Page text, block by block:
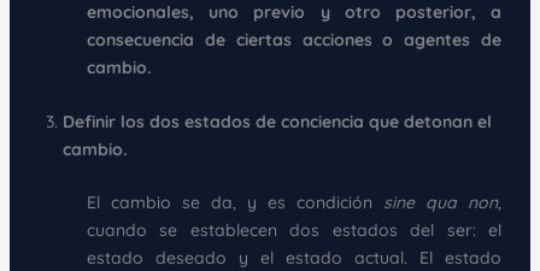
emocionales, uno previo y otro posterior, a
consecuencia de ciertas acciones o agentes de
cambio.
Definir los dos estados de conciencia que detonan el
cambio.
El cambio se da, y es condición sine qua non,
cuando se establecen dos estados del ser: el
estado deseado y el estado actual. El estado